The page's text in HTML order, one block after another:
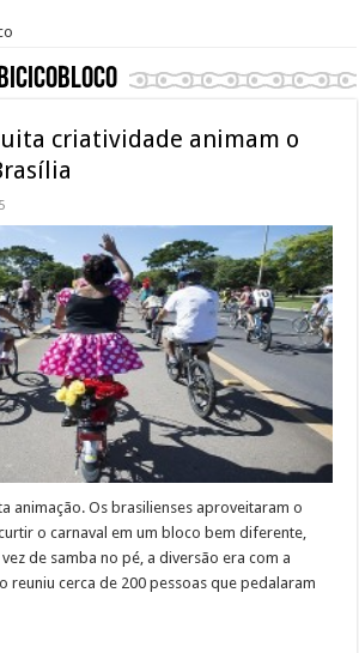
criatividade animam o
animação. Os brasilienses aproveitaram o
o carnaval em um bloco bem diferente,
de samba no pé, a diversão era com a
reuniu cerca de 200 pessoas que pedalaram